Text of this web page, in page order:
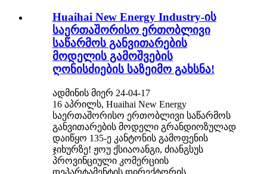
Huaihai New Energy Industry-ის
საერთაშორისო ერთობლივი
საწარმოს განვითარების
მოდელის გამოშვების
ღონისძიების საზეიმო გახსნა!
ადმინის მიერ 24-04-17
16 აპრილს, Huaihai New Energy
საერთაშორისო ერთობლივი საწარმოს
განვითარების მოდელი გრანდიოზულად
დაიწყო 135-ე კანტონის გამოფენის
ჯიხურზე! ჟოუ ქსიაოანგი, ძიანგსუს
პროვინციული კომერციის
დეპარტამენტის დირექტორის